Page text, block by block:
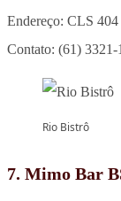
Endereço: CLS
Contato: (61) 3321-
Rio Bistrô
7. Mimo Bar